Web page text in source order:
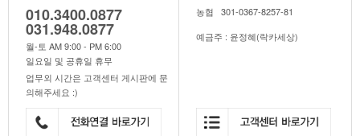
010.3400.0877
031.948.0877
월-토 AM 9:00 - PM 6:00
일요일 및 공휴일 휴무
업무외 시간은 고객센터 게시판에 문
의해주세요 :)
농협 301-0367-8257-81
예금주 : 윤정혜(락카세상)